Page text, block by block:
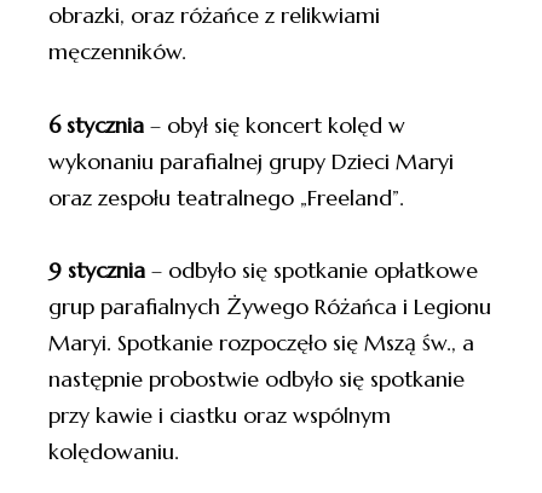
obrazki, oraz różańce z relikwiami
męczenników.
6 stycznia – obył się koncert kolęd w
wykonaniu parafialnej grupy Dzieci Maryi
oraz zespołu teatralnego „Freeland”.
9 stycznia – odbyło się spotkanie opłatkowe
grup parafialnych Żywego Różańca i Legionu
Maryi. Spotkanie rozpoczęło się Mszą św., a
następnie probostwie odbyło się spotkanie
przy kawie i ciastku oraz wspólnym
kolędowaniu.